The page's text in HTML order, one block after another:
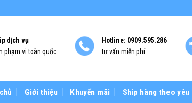
dịch vụ
phạm vi toàn quốc
Hotline: 0909.595.286
tư vấn miễn phí
Giới thiệu Khuyến mãi Ship hàng theo yêu